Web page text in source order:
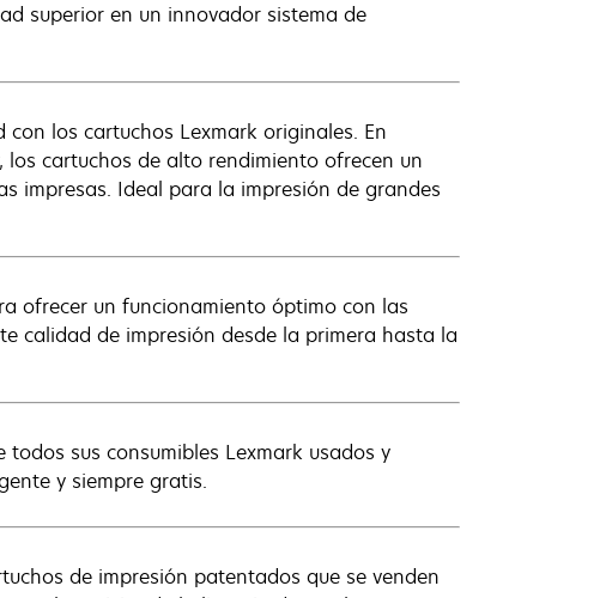
superior en un innovador sistema de
los cartuchos Lexmark originales. En
cartuchos de alto rendimiento ofrecen un
impresas. Ideal para la impresión de grandes
ofrecer un funcionamiento óptimo con las
calidad de impresión desde la primera hasta la
sus consumibles Lexmark usados y
y siempre gratis.
de impresión patentados que se venden